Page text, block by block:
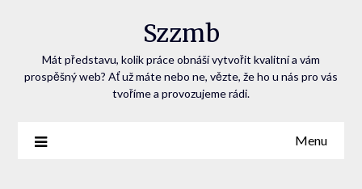
Szzmb
Mát představu, kolik práce obnáší vytvořit kvalitní a vám
prospěšný web? Ať už máte nebo ne, vězte, že ho u nás pro vás
tvoříme a provozujeme rádi.
Menu